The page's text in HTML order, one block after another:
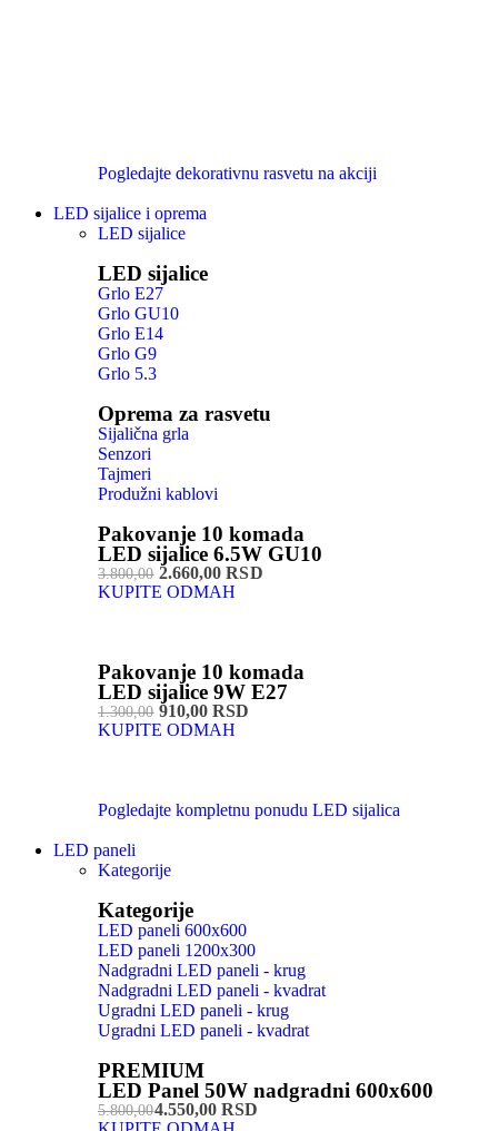
Pogledajte dekorativnu rasvetu na akciji
LED sijalice i oprema
LED sijalice
LED sijalice
Grlo E27
Grlo GU10
Grlo E14
Grlo G9
Grlo 5.3
Oprema za rasvetu
Sijalična grla
Senzori
Tajmeri
Produžni kablovi
Pakovanje 10 komada
LED sijalice 6.5W GU10
3.800,002.660,00 RSD
KUPITE ODMAH
Pakovanje 10 komada
LED sijalice 9W E27
1.300,00910,00 RSD
KUPITE ODMAH
Pogledajte kompletnu ponudu LED sijalica
LED paneli
Kategorije
Kategorije
LED paneli 600x600
LED paneli 1200x300
Nadgradni LED paneli - krug
Nadgradni LED paneli - kvadrat
Ugradni LED paneli - krug
Ugradni LED paneli - kvadrat
PREMIUM
LED Panel 50W nadgradni 600x600
5.800,004.550,00 RSD